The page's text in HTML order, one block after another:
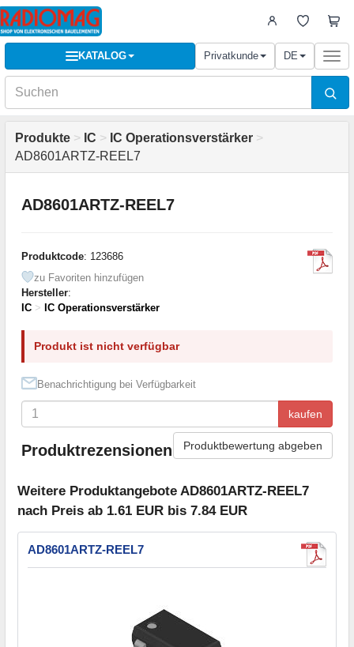
KATALOG Privatkunde DE
Produkte > IC > IC Operationsverstärker >
AD8601ARTZ-REEL7
AD8601ARTZ-REEL7
Produktcode: 123686
zu Favoriten hinzufügen
Hersteller:
IC > IC Operationsverstärker
Produkt ist nicht verfügbar
Benachrichtigung bei Verfügbarkeit
kaufen
Produktrezensionen Produktbewertung abgeben
Weitere Produktangebote AD8601ARTZ-REEL7
nach Preis ab 1.61 EUR bis 7.84 EUR
AD8601ARTZ-REEL7